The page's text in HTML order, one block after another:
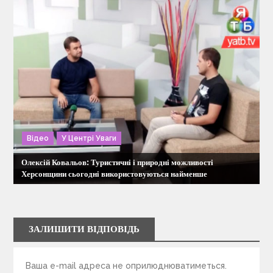
Відео У Центрі Уваги
Олексій Ковальов: Туристичні і природні можливості
Херсонщини сьогодні використовуються найменше
ЗАЛИШИТИ ВІДПОВІДЬ
Ваша e-mail адреса не оприлюднюватиметься.